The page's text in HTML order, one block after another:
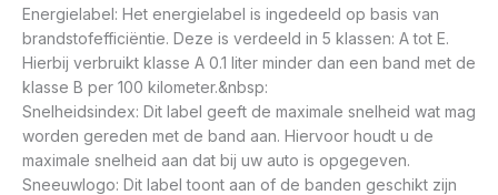
Energielabel: Het energielabel is ingedeeld op basis van
brandstofefficiëntie. Deze is verdeeld in 5 klassen: A tot E.
Hierbij verbruikt klasse A 0.1 liter minder dan een band met de
klasse B per 100 kilometer.&nbsp:
Snelheidsindex: Dit label geeft de maximale snelheid wat mag
worden gereden met de band aan. Hiervoor houdt u de
maximale snelheid aan dat bij uw auto is opgegeven.
Sneeuwlogo: Dit label toont aan of de banden geschikt zijn